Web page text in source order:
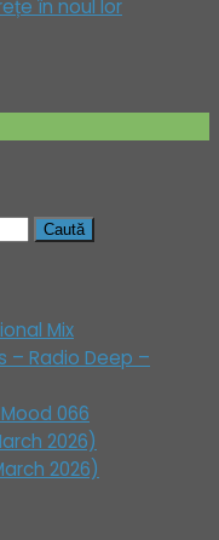
în noul lor
Mix
– Radio Deep –
066
2026)
2026)